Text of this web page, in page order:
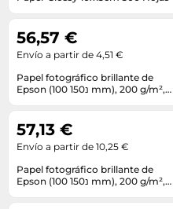
Papel fotográfico brillante de
Epson (100 נ150 mm), 200 g/m²,
56,57 €
Envío a partir de 4,51 €
Papel fotográfico brillante de
Epson (100 נ150 mm), 200 g/m²,
57,13 €
Envío a partir de 10,25 €